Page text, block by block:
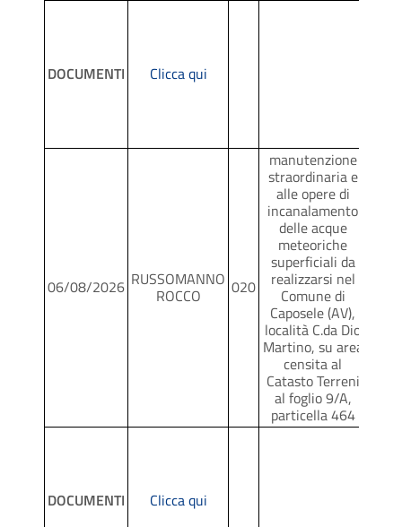
DOCUMENTI Clicca qui
06/08/2026 RUSSOMANNO
ROCCO 020
manutenzione
straordinaria e
alle opere di
incanalamento
delle acque
meteoriche
superficiali da
realizzarsi nel
Comune di
Caposele (AV),
località C.da Dio
Martino, su area
censita al
Catasto Terreni
al foglio 9/A,
particella 464
DOCUMENTI Clicca qui